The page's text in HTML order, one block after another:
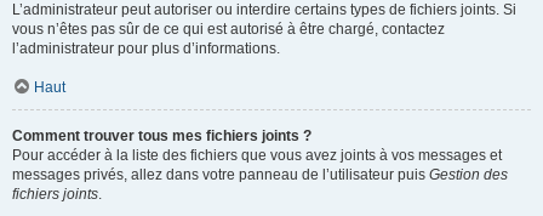
L’administrateur peut autoriser ou interdire certains types de fichiers joints. Si
vous n’êtes pas sûr de ce qui est autorisé à être chargé, contactez
l’administrateur pour plus d’informations.
Haut
Comment trouver tous mes fichiers joints ?
Pour accéder à la liste des fichiers que vous avez joints à vos messages et
messages privés, allez dans votre panneau de l’utilisateur puis Gestion des
fichiers joints.